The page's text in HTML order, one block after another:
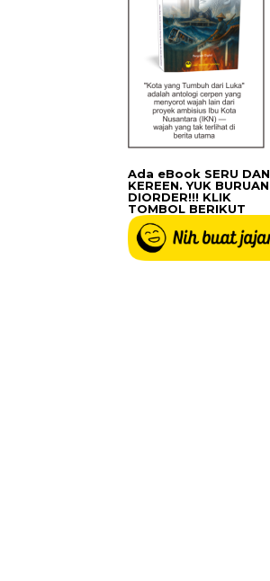
Ada eBook SERU DAN
KEREEN. YUK BURUAN
DIORDER!!! KLIK
TOMBOL BERIKUT